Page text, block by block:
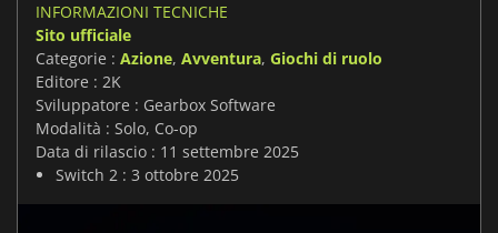
INFORMAZIONI TECNICHE
Sito ufficiale
Categorie : Azione, Avventura, Giochi di ruolo
Editore : 2K
Sviluppatore : Gearbox Software
Modalità : Solo, Co-op
Data di rilascio : 11 settembre 2025
Switch 2 : 3 ottobre 2025